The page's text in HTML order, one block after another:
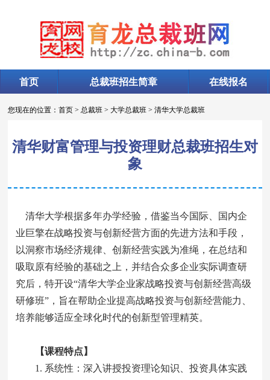
首页 总裁班招生简章 在线报名
您现在的位置：首页 >总裁班 >大学总裁班 >清华大学总裁班
清华财富管理与投资理财总裁班招生对
象
清华大学根据多年办学经验，借鉴当今国际、国内企
业巨擎在战略投资与创新经营方面的先进方法和手段，
以洞察市场经济规律、创新经营实践为准绳，在总结和
吸取原有经验的基础之上，并结合众多企业实际调查研
究后，特开设“清华大学企业家战略投资与创新经营高级
研修班”，旨在帮助企业提高战略投资与创新经营能力、
培养能够适应全球化时代的创新型管理精英。
【课程特点】
1. 系统性：深入讲授投资理论知识、投资具体实践